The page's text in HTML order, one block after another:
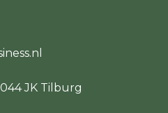
JK Tilburg